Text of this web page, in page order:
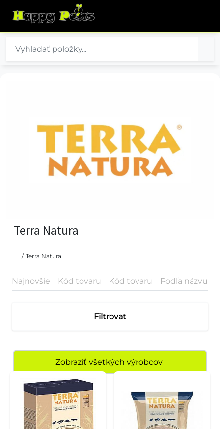
Terra Natura
/ Terra Natura
Najnovšie Kód tovaru Kód tovaru Podľa názvu
Filtrovat
Zobraziť všetkých výrobcov